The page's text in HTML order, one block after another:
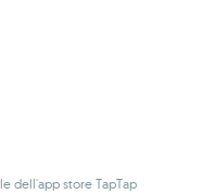
dell'app store TapTap